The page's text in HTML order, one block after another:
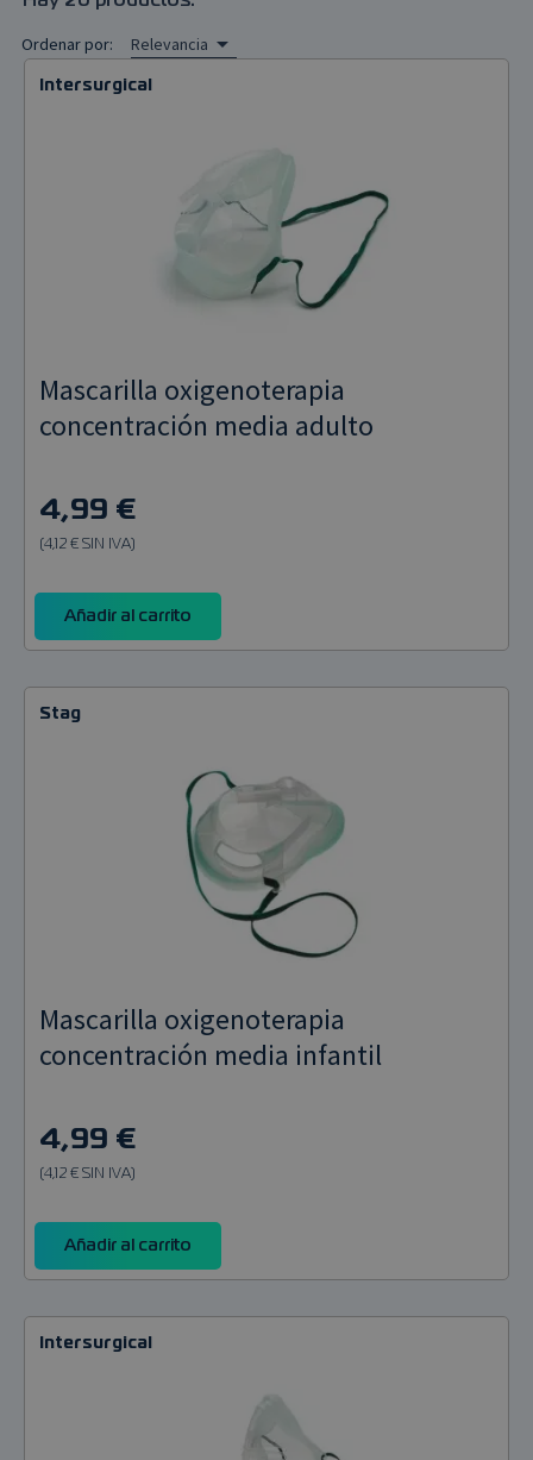
Ordenar por: Relevancia 
Intersurgical
Mascarilla oxigenoterapia
concentración media adulto
4,99 €
(4,12 € SIN IVA)
Añadir al carrito
Stag
Mascarilla oxigenoterapia
concentración media infantil
4,99 €
(4,12 € SIN IVA)
Añadir al carrito
Intersurgical
Pulsioxímetros